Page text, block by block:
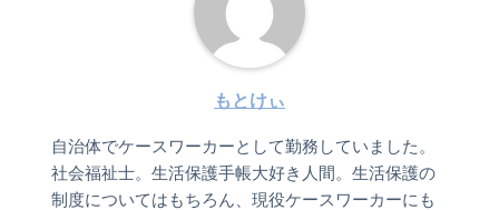
もとけぃ
自治体でケースワーカーとして勤務していました。
社会福祉士。生活保護手帳大好き人間。生活保護の
制度についてはもちろん、現役ケースワーカーにも